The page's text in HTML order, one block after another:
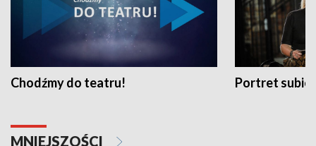
Chodźmy do teatru! Portret
MNIEJSZOŚCI